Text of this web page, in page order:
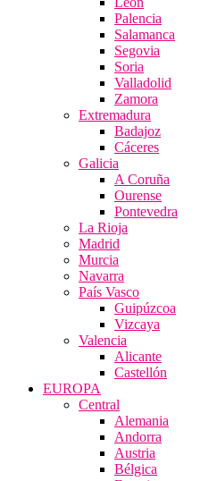
Palencia
Salamanca
Segovia
Soria
Valladolid
Zamora
Extremadura
Badajoz
Cáceres
Galicia
A Coruña
Ourense
Pontevedra
La Rioja
Madrid
Murcia
Navarra
País Vasco
Guipúzcoa
Vizcaya
Valencia
Alicante
Castellón
EUROPA
Central
Alemania
Andorra
Austria
Bélgica